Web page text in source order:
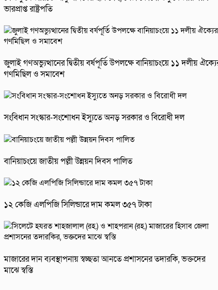
ভারপ্রাপ্ত রাষ্ট্রপতি
জুলাই গণঅভ্যুত্থানের দ্বিতীয় বর্ষপূর্তি উপলক্ষে বানিয়াচংয়ে ১১ দলীয়
গণমিছিল ও সমাবেশ
সংবিধান সংস্কার-সংশোধন ইস্যুতে অনড় সরকার ও বিরোধী দল
বানিয়াচংয়ে জাতীয় পল্লী উন্নয়ন দিবস পালিত
১২ কেজি এলপিজি সিলিন্ডারে দাম কমল ৩৫৭ টাকা
মাজারের দান ব্যবস্থাপনায় স্বচ্ছতা আনতে প্রশাসনের তদারকি, ভক্তদের
মাঝে স্বস্তি